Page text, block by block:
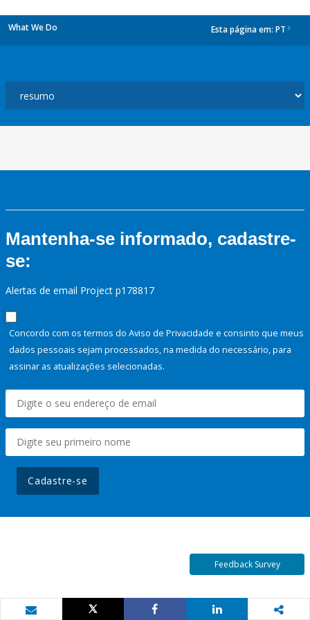
What We Do Esta página em: PT
Mantenha-se informado, cadastre-
se:
Alertas de email Project p178817
Concordo com os termos do Aviso de Privacidade e consinto que meus
dados pessoais sejam processados, na medida do necessário, para
assinar as atualizações selecionadas.
Cadastre-se
Feedback Survey